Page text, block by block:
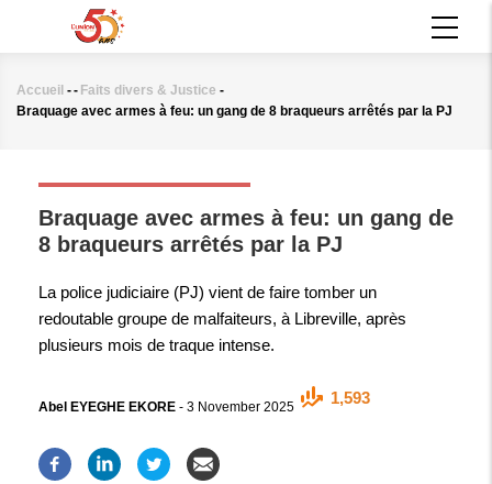
principal
Fil
Accueil -- Faits divers & Justice -
Braquage avec armes à feu: un gang de 8 braqueurs arrêtés par la PJ
Braquage avec armes à feu: un gang de
8 braqueurs arrêtés par la PJ
La police judiciaire (PJ) vient de faire tomber un
redoutable groupe de malfaiteurs, à Libreville, après
plusieurs mois de traque intense.
Abel EYEGHE EKORE - 3 November 2025
1,593